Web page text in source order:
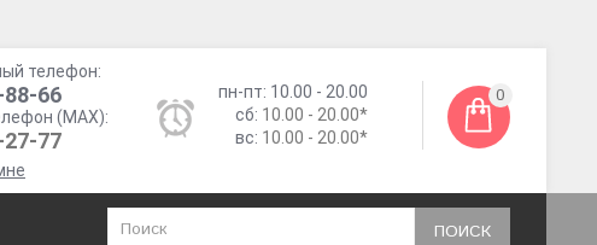
телефон:
88-66
(MAX):
27-77
пн-пт: 10.00 - 20.00
сб: 10.00 - 20.00*
вс: 10.00 - 20.00*
0
ПОИСК